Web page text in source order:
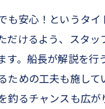
も安心！というタ
だけるよう、スタ
す。船長が解説を
ための工夫も施し
釣るチャンスも広